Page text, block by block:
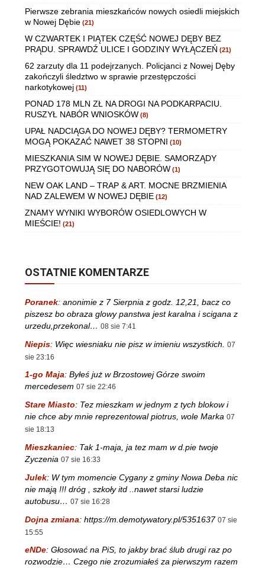
Pierwsze zebrania mieszkańców nowych osiedli miejskich
w Nowej Dębie (21)
W CZWARTEK I PIĄTEK CZĘŚĆ NOWEJ DĘBY BEZ
PRĄDU. SPRAWDŹ ULICE I GODZINY WYŁĄCZEŃ (21)
62 zarzuty dla 11 podejrzanych. Policjanci z Nowej Dęby
zakończyli śledztwo w sprawie przestępczości
narkotykowej (11)
PONAD 178 MLN ZŁ NA DROGI NA PODKARPACIU.
RUSZYŁ NABÓR WNIOSKÓW (8)
UPAŁ NADCIĄGA DO NOWEJ DĘBY? TERMOMETRY
MOGĄ POKAZAĆ NAWET 38 STOPNI (10)
MIESZKANIA SIM W NOWEJ DĘBIE. SAMORZĄDY
PRZYGOTOWUJĄ SIĘ DO NABORÓW (1)
NEW OAK LAND – TRAP & ART. MOCNE BRZMIENIA
NAD ZALEWEM W NOWEJ DĘBIE (12)
ZNAMY WYNIKI WYBORÓW OSIEDLOWYCH W
MIEŚCIE! (21)
OSTATNIE KOMENTARZE
Poranek: anonimie z 7 Sierpnia z godz. 12,21, bacz co
piszesz bo obraza glowy panstwa jest karalna i scigana z
urzedu,przekonal… 08 sie 7:41
Niepis: Więc wiesniaku nie pisz w imieniu wszystkich.
07
sie 23:16
1-go Maja: Byłeś już w Brzostowej Górze swoim
mercedesem 07 sie 22:46
Stare Miasto: Tez mieszkam w jednym z tych blokow i
nie chce aby mnie reprezentowal piotrus, wole Marka 07
sie 18:13
Mieszkaniec: Tak 1-maja, ja tez mam w d.pie twoje
Zyczenia 07 sie 16:33
Julek: W tym momencie Cygany z gminy Nowa Deba nic
nie mają !!! dróg , szkoły itd ..nawet starsi ludzie
autobusu… 07 sie 16:28
Dojna zmiana: https://m.demotywatory.pl/5351637 07 sie
15:55
eNDe: Głosować na PiS, to jakby brać ślub drugi raz po
rozwodzie… Czego nie zrozumiałeś za pierwszym razem